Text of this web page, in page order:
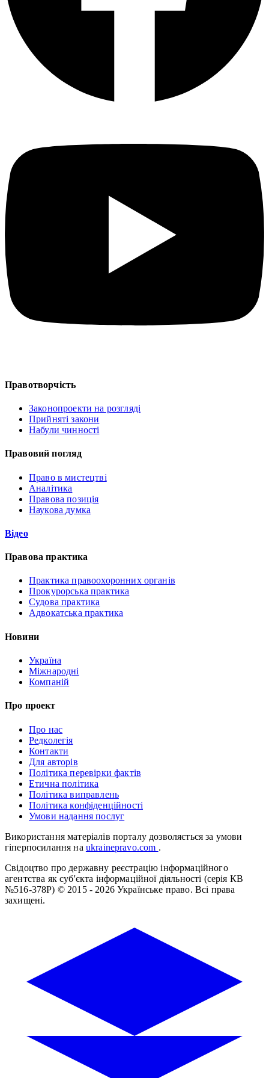
Правотворчість
Законопроекти на розгляді
Прийняті закони
Набули чинності
Правовий погляд
Право в мистецтві
Аналітика
Правова позиція
Наукова думка
Відео
Правова практика
Практика правоохоронних органів
Прокурорська практика
Судова практика
Адвокатська практика
Новини
Україна
Міжнародні
Компаній
Про проект
Про нас
Редколегія
Контакти
Для авторів
Політика перевірки фактів
Етична політика
Політика виправлень
Політика конфіденційності
Умови надання послуг
Використання матеріалів порталу дозволяється за умови
гіперпосилання на ukrainepravo.com .
Свідоцтво про державну реєстрацію інформаційного
агентства як суб'єкта інформаційної діяльності (серія КВ
№516-378Р) © 2015 - 2026 Українське право. Всі права
захищені.